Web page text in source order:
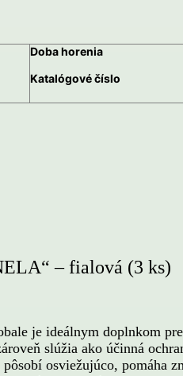
Doba horenia
Katalógové číslo
– fialová (3 ks)
je ideálnym doplnkom
slúžia ako účinná
osviežujúco, pomáha